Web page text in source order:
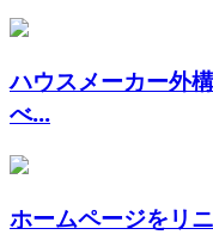
ハウスメーカー外
べ...
ホームページをリ